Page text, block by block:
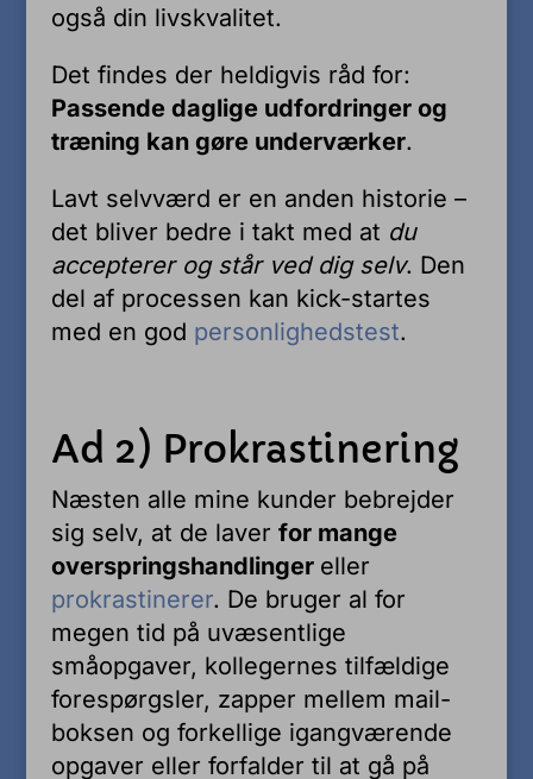
også din livskvalitet.
Det findes der heldigvis råd for:
Passende daglige udfordringer og
træning kan gøre underværker.
Lavt selvværd er en anden historie –
det bliver bedre i takt med at du
accepterer og står ved dig selv. Den
del af processen kan kick-startes
med en god personlighedstest.
Ad 2) Prokrastinering
Næsten alle mine kunder bebrejder
sig selv, at de laver for mange
overspringshandlinger eller
prokrastinerer. De bruger al for
megen tid på uvæsentlige
småopgaver, kollegernes tilfældige
forespørgsler, zapper mellem mail-
boksen og forkellige igangværende
opgaver eller forfalder til at gå på